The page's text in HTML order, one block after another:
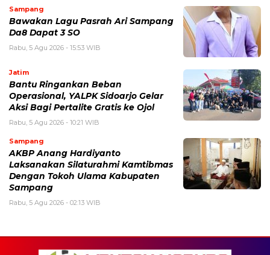
Sampang
Bawakan Lagu Pasrah Ari Sampang
Da8 Dapat 3 SO
Rabu, 5 Agu 2026 - 15:53 WIB
Jatim
Bantu Ringankan Beban
Operasional, YALPK Sidoarjo Gelar
Aksi Bagi Pertalite Gratis ke Ojol
Rabu, 5 Agu 2026 - 10:21 WIB
Sampang
AKBP Anang Hardiyanto
Laksanakan Silaturahmi Kamtibmas
Dengan Tokoh Ulama Kabupaten
Sampang
Rabu, 5 Agu 2026 - 02:13 WIB